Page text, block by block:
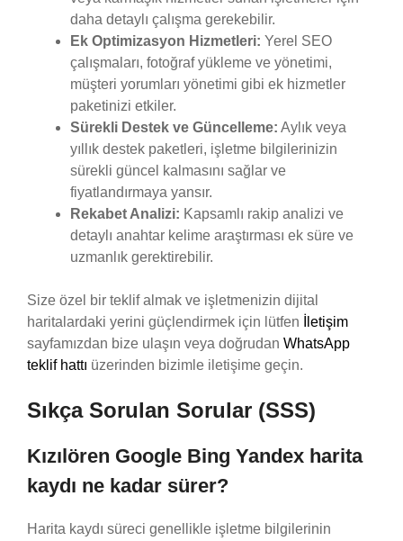
daha detaylı çalışma gerekebilir.
Ek Optimizasyon Hizmetleri: Yerel SEO
çalışmaları, fotoğraf yükleme ve yönetimi,
müşteri yorumları yönetimi gibi ek hizmetler
paketinizi etkiler.
Sürekli Destek ve Güncelleme: Aylık veya
yıllık destek paketleri, işletme bilgilerinizin
sürekli güncel kalmasını sağlar ve
fiyatlandırmaya yansır.
Rekabet Analizi: Kapsamlı rakip analizi ve
detaylı anahtar kelime araştırması ek süre ve
uzmanlık gerektirebilir.
Size özel bir teklif almak ve işletmenizin dijital
haritalardaki yerini güçlendirmek için lütfen
İletişim
sayfamızdan bize ulaşın veya doğrudan WhatsApp
teklif hattı üzerinden bizimle iletişime geçin.
Sıkça Sorulan Sorular (SSS)
Kızılören Google Bing Yandex harita
kaydı ne kadar sürer?
Harita kaydı süreci genellikle işletme bilgilerinin